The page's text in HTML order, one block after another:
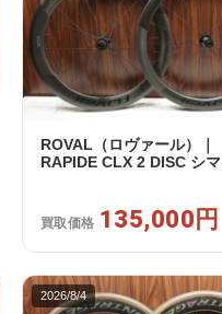
ROVAL（ロヴァール）｜
RAPIDE CLX 2 DISC シ
買取価格 135,000円
2026/8/4